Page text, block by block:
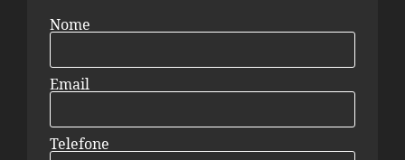
Nome
Email
Telefone